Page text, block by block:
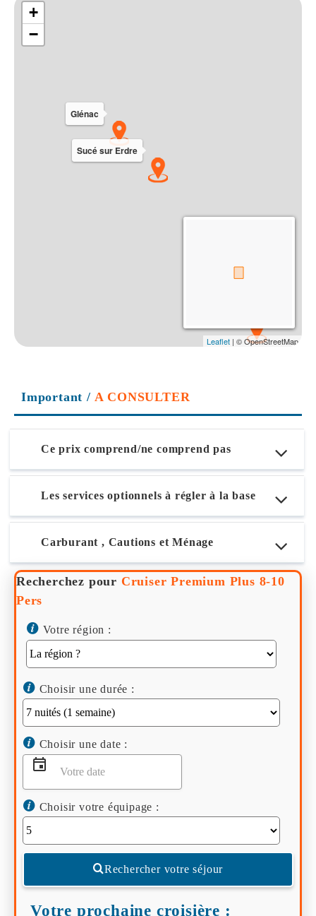
Important / A CONSULTER
Ce prix comprend/ne comprend pas
Les services optionnels à régler à la base
Carburant , Cautions et Ménage
Recherchez pour Cruiser Premium Plus 8-10
Pers
Votre région :
Choisir une durée :
Choisir une date :
Choisir votre équipage :
Rechercher votre séjour
Votre prochaine croisière :